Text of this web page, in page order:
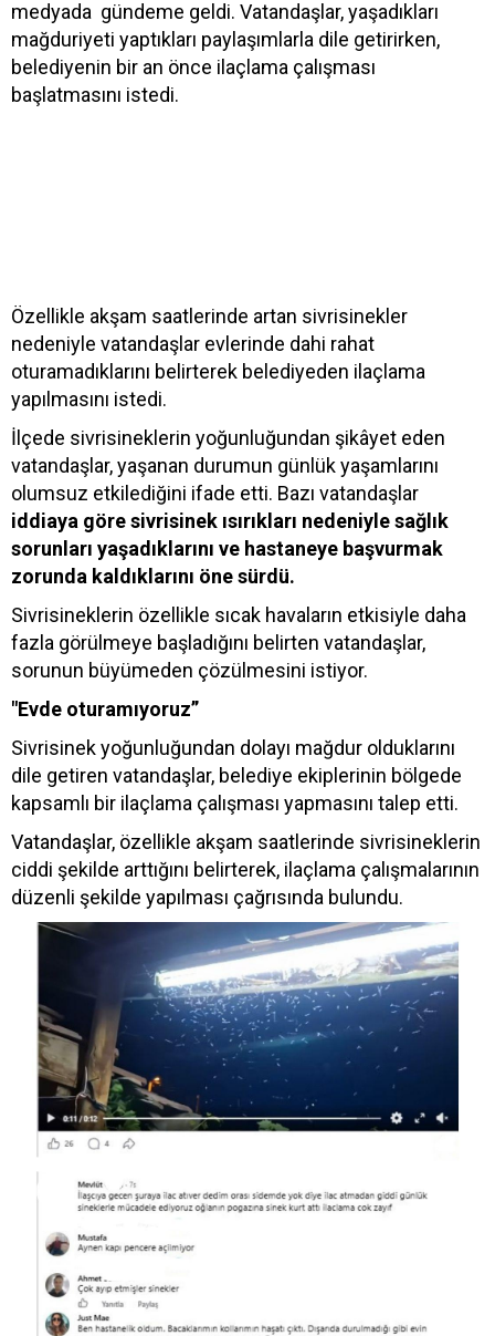
medyada gündeme geldi. Vatandaşlar, yaşadıkları
mağduriyeti yaptıkları paylaşımlarla dile getirirken,
belediyenin bir an önce ilaçlama çalışması
başlatmasını istedi.
Özellikle akşam saatlerinde artan sivrisinekler
nedeniyle vatandaşlar evlerinde dahi rahat
oturamadıklarını belirterek belediyeden ilaçlama
yapılmasını istedi.
İlçede sivrisineklerin yoğunluğundan şikâyet eden
vatandaşlar, yaşanan durumun günlük yaşamlarını
olumsuz etkilediğini ifade etti. Bazı vatandaşlar
iddiaya göre sivrisinek ısırıkları nedeniyle sağlık
sorunları yaşadıklarını ve hastaneye başvurmak
zorunda kaldıklarını öne sürdü.
Sivrisineklerin özellikle sıcak havaların etkisiyle daha
fazla görülmeye başladığını belirten vatandaşlar,
sorunun büyümeden çözülmesini istiyor.
"Evde oturamıyoruz”
Sivrisinek yoğunluğundan dolayı mağdur olduklarını
dile getiren vatandaşlar, belediye ekiplerinin bölgede
kapsamlı bir ilaçlama çalışması yapmasını talep etti.
Vatandaşlar, özellikle akşam saatlerinde sivrisineklerin
ciddi şekilde arttığını belirterek, ilaçlama çalışmalarının
düzenli şekilde yapılması çağrısında bulundu.